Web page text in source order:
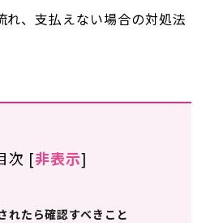
れ、支払えない場合の対処法
次 [非表示]
れたら確認すべきこと